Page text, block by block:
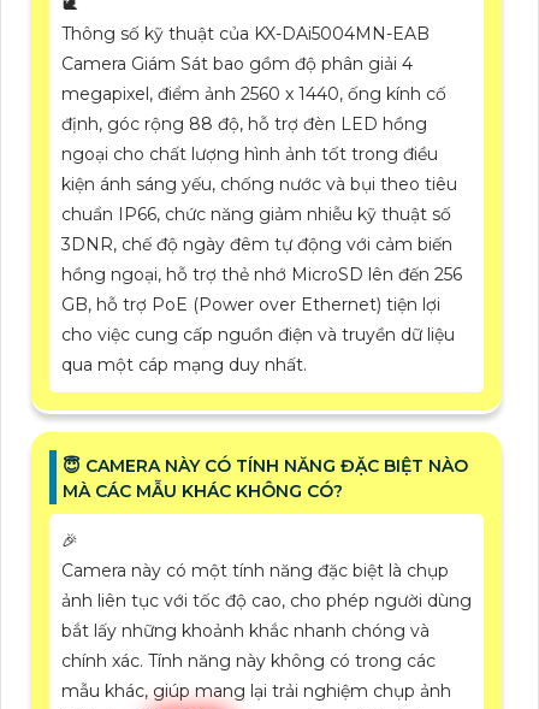
Thông số kỹ thuật của KX-DAi5004MN-EAB
Camera Giám Sát bao gồm độ phân giải 4
megapixel, điểm ảnh 2560 x 1440, ống kính cố
định, góc rộng 88 độ, hỗ trợ đèn LED hồng
ngoại cho chất lượng hình ảnh tốt trong điều
kiện ánh sáng yếu, chống nước và bụi theo tiêu
chuẩn IP66, chức năng giảm nhiễu kỹ thuật số
3DNR, chế độ ngày đêm tự động với cảm biến
hồng ngoại, hỗ trợ thẻ nhớ MicroSD lên đến 256
GB, hỗ trợ PoE (Power over Ethernet) tiện lợi
cho việc cung cấp nguồn điện và truyền dữ liệu
qua một cáp mạng duy nhất.
😇 CAMERA NÀY CÓ TÍNH NĂNG ĐẶC BIỆT NÀO
MÀ CÁC MẪU KHÁC KHÔNG CÓ?
️🎉
Camera này có một tính năng đặc biệt là chụp
ảnh liên tục với tốc độ cao, cho phép người dùng
bắt lấy những khoảnh khắc nhanh chóng và
chính xác. Tính năng này không có trong các
mẫu khác, giúp mang lại trải nghiệm chụp ảnh